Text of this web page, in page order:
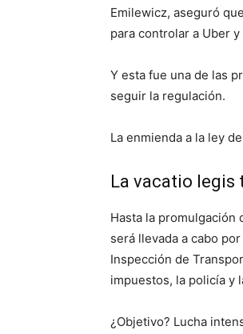
Emilewicz, aseguró
para controlar a Uber y
Y esta fue una de las
seguir la regulación.
La enmienda a la ley
La vacatio legis
Hasta la promulgación
será llevada a cabo
Inspección de
impuestos, la policía y
¿Objetivo? Lucha